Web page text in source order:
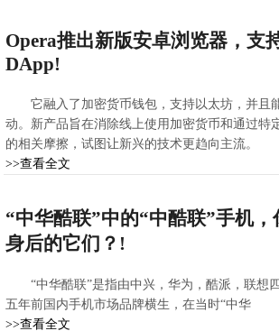
Opera推出新版安卓浏览器，支
DApp!
它融入了加密货币钱包，支持以太坊，并且
动。新产品旨在消除线上使用加密货币和通过特
的相关摩擦，试图让新兴的技术更趋向主流。
>>查看全文
“中华酷联”中的“中酷联”手机
身后的它们？!
“中华酷联”是指由中兴，华为，酷派，联想
五年前国内手机市场品牌横生，在当时“中华
>>查看全文